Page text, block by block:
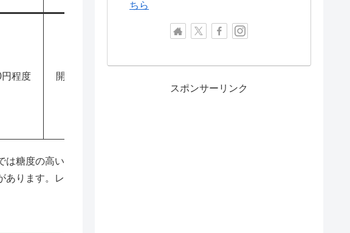
程度 開花から40日〜60日
半促成栽培
抑制栽培
は糖度の高い
あります。レ
ちら
スポンサーリンク